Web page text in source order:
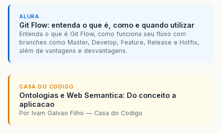
ALURA
Git Flow: entenda o que é, como e quando utilizar
Entenda o que é Git Flow, como funciona seu fluxo com
branches como Master, Develop, Feature, Release e Hotfix,
além de vantagens e desvantagens.
CASA DO CODIGO
Ontologias e Web Semantica: Do conceito a
aplicacao
Por Ivam Galvao Filho — Casa do Codigo